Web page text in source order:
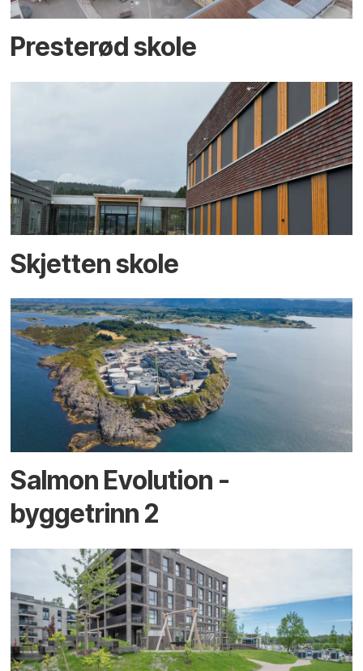
Presterød skole
Skjetten skole
Salmon Evolution -
byggetrinn 2